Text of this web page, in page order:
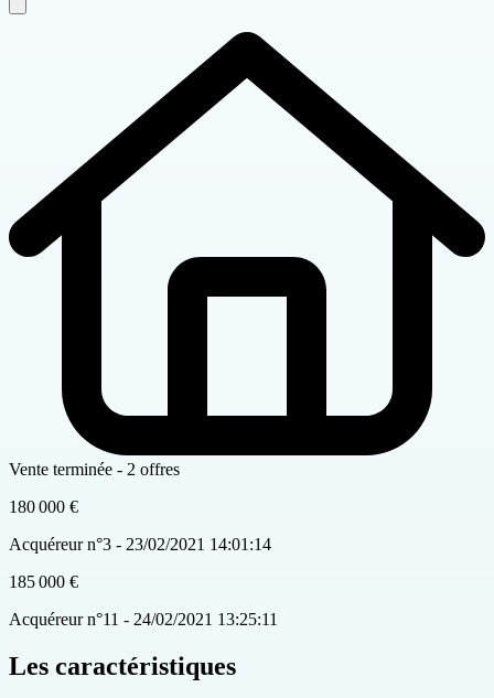
Vente terminée - 2 offres
180 000 €
Acquéreur n°3 - 23/02/2021 14:01:14
185 000 €
Acquéreur n°11 - 24/02/2021 13:25:11
Les caractéristiques